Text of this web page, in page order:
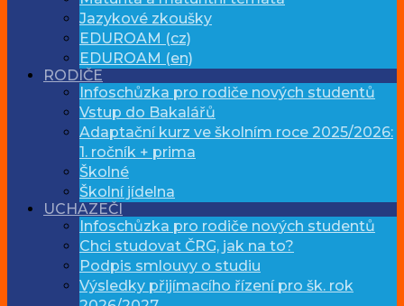
Jazykové zkoušky
EDUROAM (cz)
EDUROAM (en)
RODIČE
Infoschůzka pro rodiče nových studentů
Vstup do Bakalářů
Adaptační kurz ve školním roce 2025/2026:
1. ročník + prima
Školné
Školní jídelna
UCHAZEČI
Infoschůzka pro rodiče nových studentů
Chci studovat ČRG, jak na to?
Podpis smlouvy o studiu
Výsledky přijímacího řízení pro šk. rok